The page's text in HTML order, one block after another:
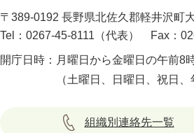
〒389-0192 長野県北佐久郡軽井沢町
Tel：0267-45-8111（代表）
Fax：
開庁日時： 月曜日から金曜日の午前8
（土曜日、日曜日、祝日、
組織別連絡先一覧